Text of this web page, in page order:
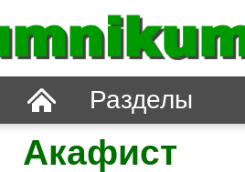
Разделы
Акафист